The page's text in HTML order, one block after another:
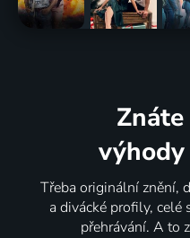
výhody
Třeba originální znění,
a divácké profily, celé
přehrávání. A to